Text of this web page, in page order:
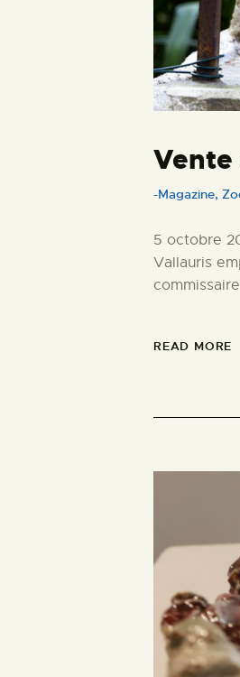
Vente
-Magazine,
5 octobre
Vallauris
READ MORE